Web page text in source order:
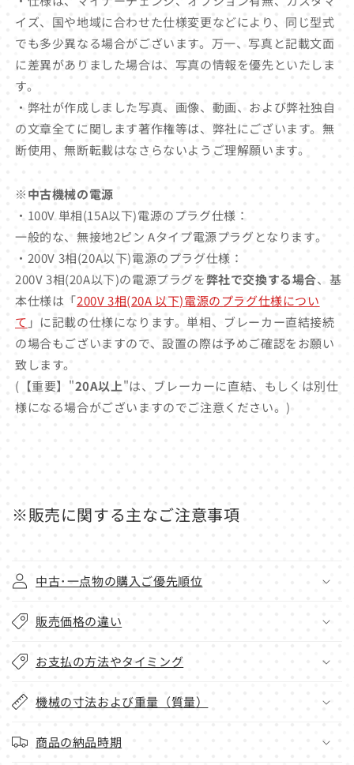
イズ、国や地域に合わせた仕様変更などにより、同じ型式
でも多少異なる場合がございます。万一、写真と記載文面
に差異がありました場合は、写真の情報を優先といたしま
す。
・弊社が作成しました写真、画像、動画、および弊社独自
の文章全てに関します著作権等は、弊社にございます。無
断使用、無断転載はなさらないようご理解願います。
※中古機械の電源
・100V 単相(15A以下)電源のプラグ仕様：
一般的な、無接地2ピン Aタイプ電源プラグとなります。
・200V 3相(20A以下)電源のプラグ仕様：
200V 3相(20A以下)の電源プラグを弊社で交換する場合、基
本仕様は「200V 3相(20A 以下)電源のプラグ仕様につい
て 」に記載の仕様になります。単相、ブレーカー直結接続
の場合もございますので、設置の際は予めご確認をお願い
致します。
(【重要】"20A以上"は、ブレーカーに直結、もしくは別仕
様になる場合がございますのでご注意ください。)
※販売に関する主なご注意事項
中古･一点物の購入ご優先順位
販売価格の違い
お支払の方法やタイミング
機械の寸法および重量（質量）
商品の納品時期